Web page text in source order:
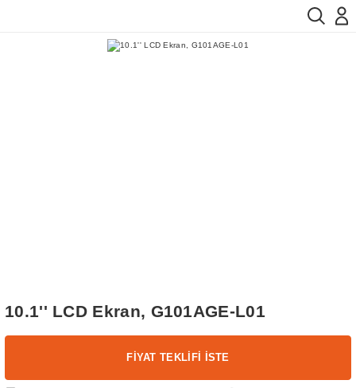
10.1'' LCD Ekran, G101AGE-L01
FİYAT TEKLİFİ İSTE